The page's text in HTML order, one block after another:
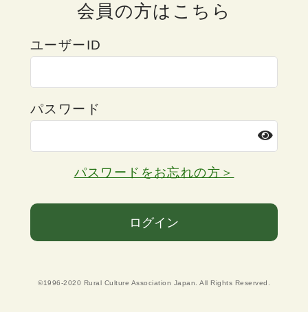
会員の方はこちら
ユーザーID
パスワード
パスワードをお忘れの方＞
ログイン
©1996-2020 Rural Culture Association Japan. All Rights Reserved.